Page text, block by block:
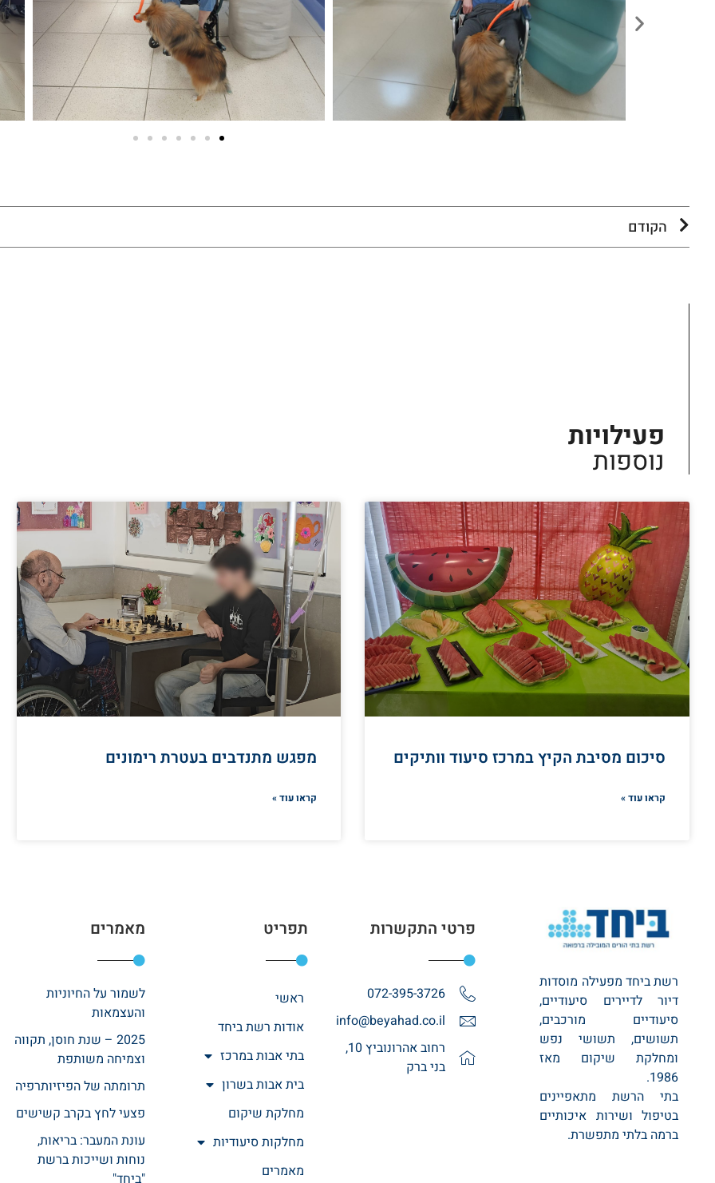
הקודם
פעילויות
נוספות
סיכום מסיבת הקיץ במרכז סיעוד וותיקים
קראו עוד »
מפגש מתנדבים בעטרת רימונים
קראו עוד »
רשת ביחד מפעילה מוסדות
דיור לדיירים סיעודיים,
סיעודיים מורכבים,
תשושים, תשושי נפש
ומחלקת שיקום מאז
1986.
בתי הרשת מתאפיינים
בטיפול ושירות איכותיים
ברמה בלתי מתפשרת.
פרטי התקשרות
072-395-3726
info@beyahad.co.il
רחוב אהרונוביץ 10,
בני ברק
תפריט
ראשי
אודות רשת ביחד
בתי אבות במרכז
בית אבות בשרון
מחלקת שיקום
מחלקות סיעודיות
מאמרים
מאמרים
לשמור על החיוניות
והעצמאות
2025 – שנת חוסן, תקווה
וצמיחה משותפת
תרומתה של הפיזיותרפיה
פצעי לחץ בקרב קשישים
עונת המעבר: בריאות,
נוחות ושייכות ברשת
"ביחד"